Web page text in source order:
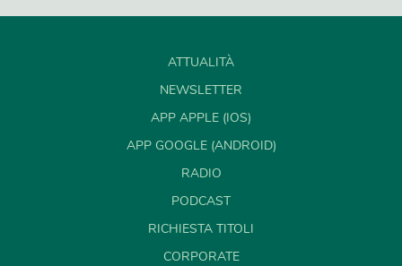
ATTUALITÀ
NEWSLETTER
APP APPLE (IOS)
APP GOOGLE (ANDROID)
RADIO
PODCAST
RICHIESTA TITOLI
CORPORATE